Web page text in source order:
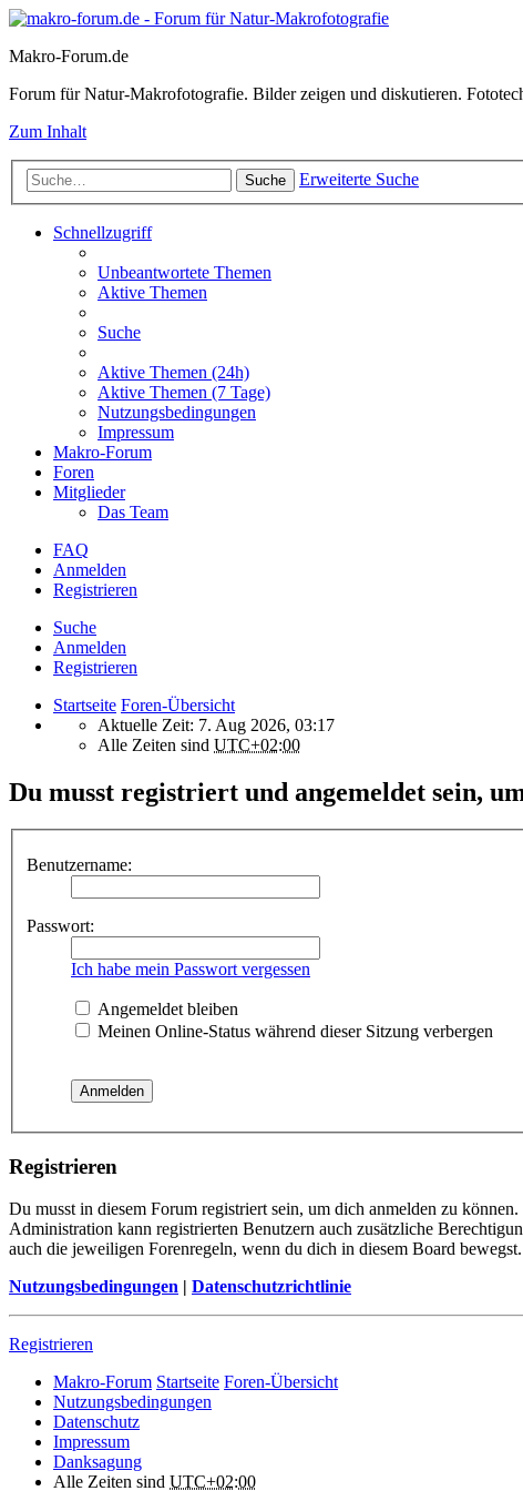
Makro-Forum.de
Forum für Natur-Makrofotografie. Bilder zeigen und diskutieren.
Zum Inhalt
Suche Erweiterte Suche
Schnellzugriff
Unbeantwortete Themen
Aktive Themen
Suche
Aktive Themen (24h)
Aktive Themen (7 Tage)
Nutzungsbedingungen
Impressum
Makro-Forum
Foren
Mitglieder
Das Team
FAQ
Anmelden
Registrieren
Suche
Anmelden
Registrieren
Startseite Foren-Übersicht
Aktuelle Zeit: 7. Aug 2026, 03:17
Alle Zeiten sind UTC+02:00
Du musst registriert und angemeldet sein,
Benutzername:
Passwort:
Ich habe mein Passwort vergessen
Angemeldet bleiben
Meinen Online-Status während dieser Sitzung verbergen
Registrieren
Du musst in diesem Forum registriert sein, um dich anmelden zu
Administration kann registrierten Benutzern auch zusätzliche
auch die jeweiligen Forenregeln, wenn du dich in diesem Board bewegst.
Nutzungsbedingungen | Datenschutzrichtlinie
Registrieren
Makro-Forum Startseite Foren-Übersicht
Nutzungsbedingungen
Datenschutz
Impressum
Danksagung
Alle Zeiten sind UTC+02:00